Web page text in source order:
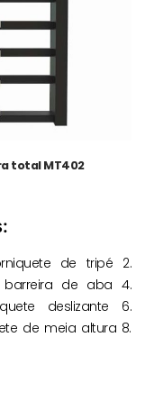
total MT402
de tripé 2.
barreira de aba 4.
deslizante 6.
de meia altura 8.